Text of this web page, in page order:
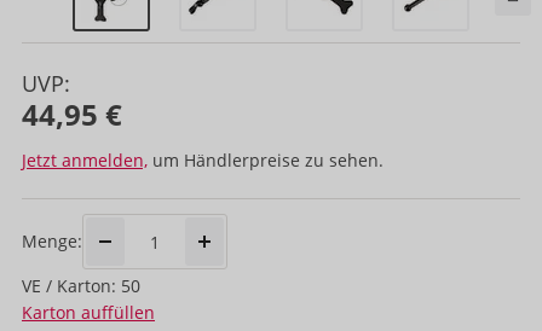
UVP:
44,95 €
Jetzt anmelden, um Händlerpreise zu sehen.
Menge:
VE / Karton: 50
Karton auffüllen